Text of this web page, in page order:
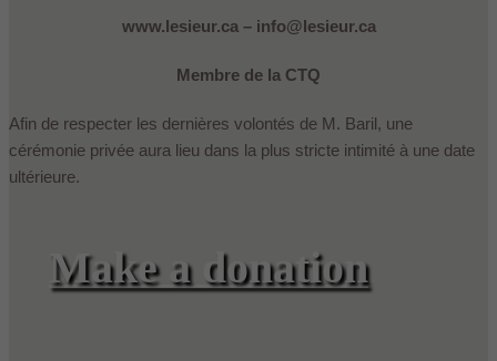
www.lesieur.ca – info@lesieur.ca
Membre de la CTQ
Afin de respecter les dernières volontés de M. Baril, une
cérémonie privée aura lieu dans la plus stricte intimité à une date
ultérieure.
Make a donation